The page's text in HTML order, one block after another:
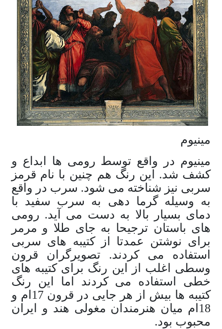
مینیوم
مینیوم در واقع توسط رومی ها ابداع و
کشف شد. این رنگ هم چنین با نام قرمز
سربی نیز شناخته می شود. سرب در واقع
به وسیله گرما دهی به سرب سفید با
دمای بسیار بالا به دست می آید. رومی
های باستان ترجیحا به جای طلا و مرمر
برای نوشتن عمدتا از کتیبه های سربی
استفاده می کردند. تصویرگران قرون
وسطی اغلب از این رنگ برای کتیبه های
خطی استفاده می کردند اما این رنگ
کتیبه ها بیش از هر جایی در قرون 17ام و
18ام میان هنرمندان مغولی هند و ایران
محبوب بود.